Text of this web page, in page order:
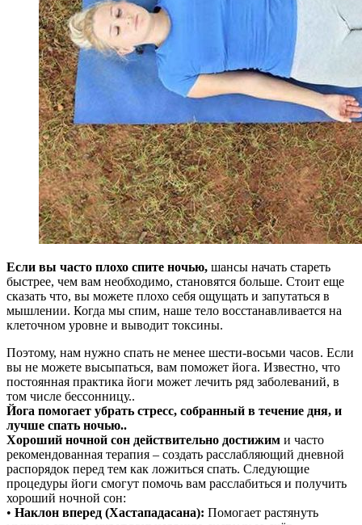
Если вы часто плохо спите ночью, шансы начать стареть
быстрее, чем вам необходимо, становятся больше. Стоит еще
сказать что, вы можете плохо себя ощущать и запутаться в
мышлении. Когда мы спим, наше тело восстанавливается на
клеточном уровне и выводит токсины.
Поэтому, нам нужно спать не менее шести-восьми часов. Если
вы не можете высыпаться, вам поможет йога. Известно, что
постоянная практика йоги может лечить ряд заболеваний, в
том числе бессонницу..
Йога помогает убрать стресс, собранный в течение дня, и
лучше спать ночью..
Хороший ночной сон действительно достижим и часто
рекомендованная терапия – создать расслабляющий дневной
распорядок перед тем как ложиться спать. Следующие
процедуры йоги смогут помочь вам расслабиться и получить
хороший ночной сон:
• Наклон вперед (Хастападасана): Помогает растянуть